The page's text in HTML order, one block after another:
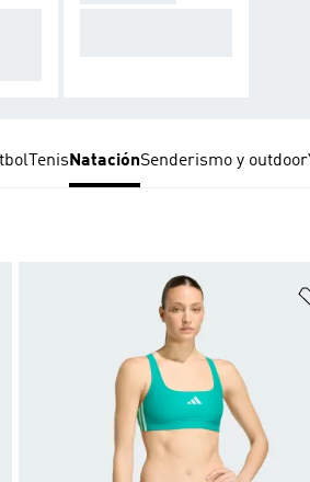
Tenis NataciónSenderismo y outdoor
Añadir a la lista de deseos